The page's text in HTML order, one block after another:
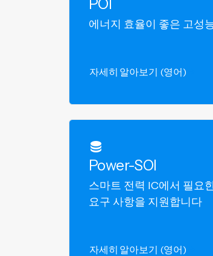
POI
에너지 효율이 좋은 고성
자세히 알아보기 (영어)
Power-SOI
스마트 전력 IC에서 필요
요구 사항을 지원합니다
자세히 알아보기 (영어)